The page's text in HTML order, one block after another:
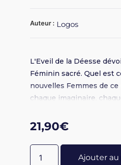
Auteur : Logos
L'Eveil de la Déesse
Féminin sacré. Quel est
nouvelles Femmes de
chaque imaginaire,
la flamme des multiples
elle est splendeur et
entre l'humain et le divin.
sommes tous les
21,90€
Ajouter au